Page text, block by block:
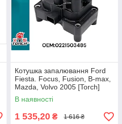
Котушка запалювання Ford
Fiesta. Focus, Fusion, B-max,
Mazda, Volvo 2005 [Torch]
0221503485
В наявності
1 535,20 ₴ 1 616 ₴